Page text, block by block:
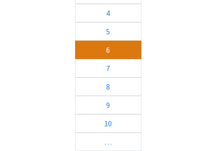
4
5
6
7
8
9
10
…